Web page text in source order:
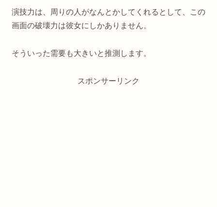
演技力は、周りの人がなんとかしてくれるとして、この
画面の破壊力は彼女にしかありません。
そういった需要も大きいと推測します。
スポンサーリンク